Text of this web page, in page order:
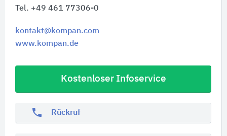
Tel. +49 461 77306-0
kontakt@kompan.com
www.kompan.de
Kostenloser Infoservice
phone Rückruf